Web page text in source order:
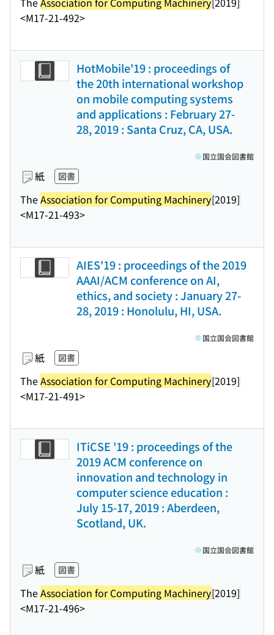
<M17-21-492>
HotMobile'19 : proceedings of
the 20th international workshop
on mobile computing systems
and applications : February 27-
28, 2019 : Santa Cruz, CA, USA.
紙 図書
TheAssociation for Computing Machinery[2019]
<M17-21-493>
国立国会図書館
AIES'19 : proceedings of the 2019
AAAI/ACM conference on AI,
ethics, and society : January 27-
28, 2019 : Honolulu, HI, USA.
紙 図書
TheAssociation for Computing Machinery[2019]
<M17-21-491>
国立国会図書館
ITiCSE '19 : proceedings of the
2019 ACM conference on
innovation and technology in
computer science education :
July 15-17, 2019 : Aberdeen,
Scotland, UK.
紙 図書
TheAssociation for Computing Machinery[2019]
<M17-21-496>
国立国会図書館